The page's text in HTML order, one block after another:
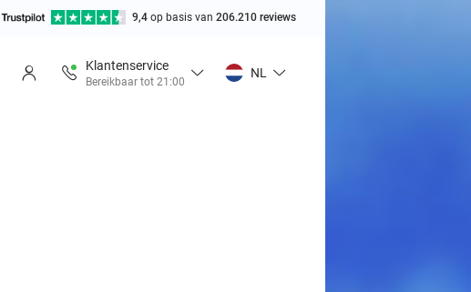
9,4 op basis van 206.210 reviews
Klantenservice
Bereikbaar tot 21:00
NL